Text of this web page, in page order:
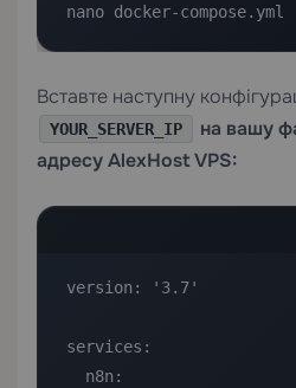
nano docker-compose.yml
Вставте наступну
YOUR_SERVER_IP
на вашу
адресу AlexHost VPS:
version: '3.7'
services: